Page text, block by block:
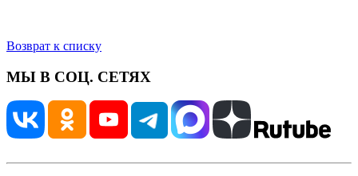
Возврат к списку
МЫ В СОЦ. СЕТЯХ